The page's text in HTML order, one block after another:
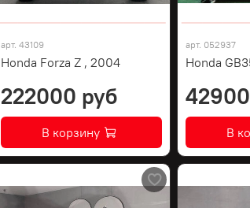
арт.43109
Honda Forza Z , 2004
222000 руб
В корзину
арт. 052937
Honda
В